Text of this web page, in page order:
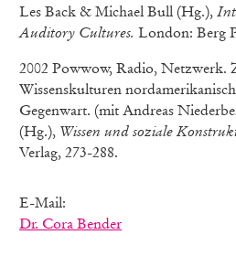
Les Back & Michael Bull (Hg.),
Auditory Cultures. London: Berg
2002 Powwow, Radio, Netzwerk.
Wissenskulturen
Gegenwart. (mit Andreas
(Hg.), Wissen und soziale
Verlag, 273-288.
E-Mail:
Dr. Cora Bender